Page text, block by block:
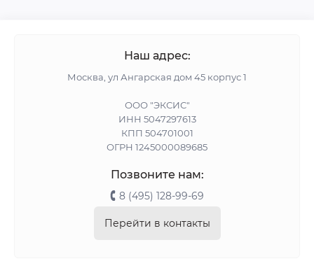
Наш адрес:
Москва, ул Ангарская дом 45 корпус 1
ООО "ЭКСИС"
ИНН 5047297613
КПП 504701001
ОГРН 1245000089685
Позвоните нам:
8 (495) 128-99-69
Перейти в контакты